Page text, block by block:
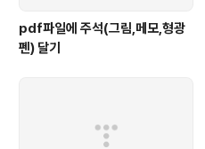
pdf파일에 주석(그림,메모,형광
펜) 달기